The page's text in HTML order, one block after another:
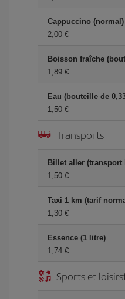
Cappuccino (normal)
2,00 €
Boisson fraîche
1,89 €
Eau (bouteille de
1,50 €
Transports
Billet aller (transport
1,50 €
Taxi 1 km (tarif
1,30 €
Essence (1 litre)
1,74 €
Sports et